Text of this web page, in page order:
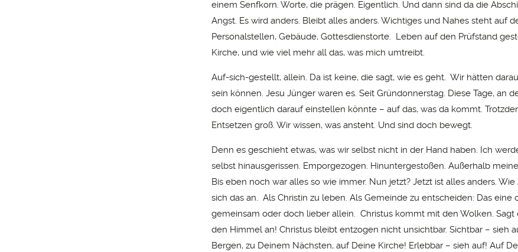
einem Senfkorn. Worte, die prägen. Eigentlich. Und dann sind da die
Angst. Es wird anders. Bleibt alles anders. Wichtiges und Nahes steht auf
Personalstellen, Gebäude, Gottesdienstorte. Leben auf den Prüfstand
Kirche, und wie viel mehr all das, was mich umtreibt.
Auf-sich-gestellt, allein. Da ist keine, die sagt, wie es geht. Wir hätten
sein können. Jesu Jünger waren es. Seit Gründonnerstag. Diese Tage, an
doch eigentlich darauf einstellen könnte – auf das, was da kommt.
Entsetzen groß. Wir wissen, was ansteht. Und sind doch bewegt.
Denn es geschieht etwas, was wir selbst nicht in der Hand haben. Ich
selbst hinausgerissen. Emporgezogen. Hinuntergestoßen. Außerhalb
Bis eben noch war alles so wie immer. Nun jetzt? Jetzt ist alles anders.
sich das an. Als Christin zu leben. Als Gemeinde zu entscheiden: Das eine
gemeinsam oder doch lieber allein. Christus kommt mit den Wolken. Sagt
den Himmel an! Christus bleibt entzogen nicht unsichtbar. Sichtbar – sieh
Bergen, zu Deinem Nächsten, auf Deine Kirche! Erlebbar – sieh auf! Auf